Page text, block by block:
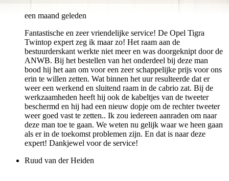
een maand geleden
Fantastische en zeer vriendelijke service! De Opel Tigra
Twintop expert zeg ik maar zo! Het raam aan de
bestuurderskant werkte niet meer en was doorgeknipt door de
ANWB. Bij het bestellen van het onderdeel bij deze man
bood hij het aan om voor een zeer schappelijke prijs voor ons
erin te willen zetten. Wat binnen het uur resulteerde dat er
weer een werkend en sluitend raam in de cabrio zat. Bij de
werkzaamheden heeft hij ook de kabeltjes van de tweeter
beschermd en hij had een nieuw dopje om de rechter tweeter
weer goed vast te zetten.. Ik zou iedereen aanraden om naar
deze man toe te gaan. We weten nu gelijk waar we heen gaan
als er in de toekomst problemen zijn. En dat is naar deze
expert! Dankjewel voor de service!
Ruud van der Heiden